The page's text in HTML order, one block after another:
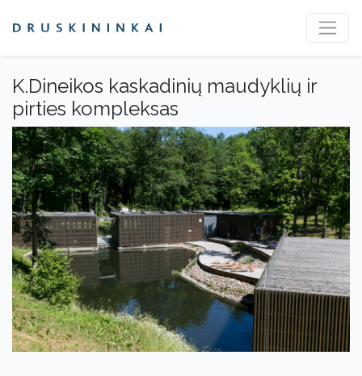
K.Dineikos kaskadinių maudyklių ir
pirties kompleksas